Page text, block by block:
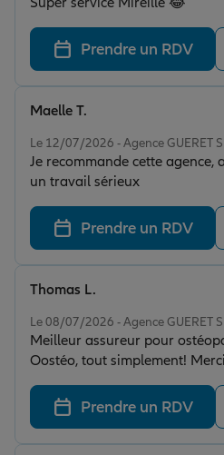
Prendre un RDV
Le 12/07/2026 - Agence GUERET
Je recommande cette agence,
un travail sérieux
Maelle T.
Prendre un RDV
Le 08/07/2026 - Agence GUERET
Meilleur assureur pour
Oostéo, tout simplement!
Thomas L.
Prendre un RDV